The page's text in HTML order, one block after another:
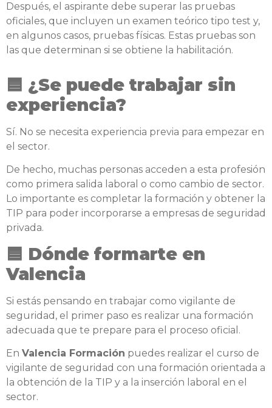
Después, el aspirante debe superar las pruebas
oficiales, que incluyen un examen teórico tipo test y,
en algunos casos, pruebas físicas. Estas pruebas son
las que determinan si se obtiene la habilitación.
🟦 ¿Se puede trabajar sin
experiencia?
Sí. No se necesita experiencia previa para empezar en
el sector.
De hecho, muchas personas acceden a esta profesión
como primera salida laboral o como cambio de sector.
Lo importante es completar la formación y obtener la
TIP para poder incorporarse a empresas de seguridad
privada.
🟦 Dónde formarte en
Valencia
Si estás pensando en trabajar como vigilante de
seguridad, el primer paso es realizar una formación
adecuada que te prepare para el proceso oficial.
En Valencia Formación puedes realizar el curso de
vigilante de seguridad con una formación orientada a
la obtención de la TIP y a la inserción laboral en el
sector.